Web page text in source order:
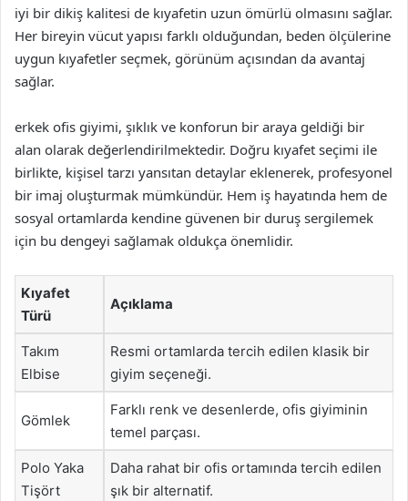
iyi bir dikiş kalitesi de kıyafetin uzun ömürlü olmasını sağlar.
Her bireyin vücut yapısı farklı olduğundan, beden ölçülerine
uygun kıyafetler seçmek, görünüm açısından da avantaj
sağlar.
erkek ofis giyimi, şıklık ve konforun bir araya geldiği bir
alan olarak değerlendirilmektedir. Doğru kıyafet seçimi ile
birlikte, kişisel tarzı yansıtan detaylar eklenerek, profesyonel
bir imaj oluşturmak mümkündür. Hem iş hayatında hem de
sosyal ortamlarda kendine güvenen bir duruş sergilemek
için bu dengeyi sağlamak oldukça önemlidir.
Kıyafet
Türü
Açıklama
Takım
Elbise
Resmi ortamlarda tercih edilen klasik bir
giyim seçeneği.
Gömlek
Farklı renk ve desenlerde, ofis giyiminin
temel parçası.
Polo Yaka
Tişört
Daha rahat bir ofis ortamında tercih edilen
şık bir alternatif.